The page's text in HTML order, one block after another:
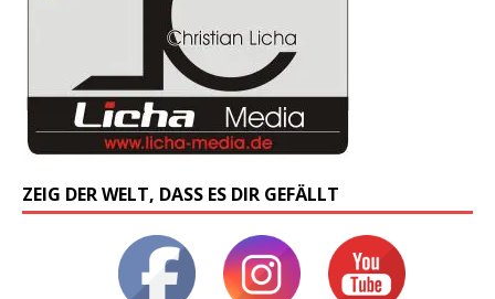
ZEIG DER WELT, DASS ES DIR GEFÄLLT